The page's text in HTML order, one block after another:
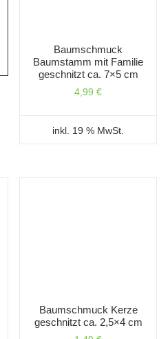
Baumschmuck
Baumstamm mit Familie
geschnitzt ca. 7×5 cm
4,99€
inkl. 19 % MwSt.
Baumschmuck Kerze
geschnitzt ca. 2,5×4 cm